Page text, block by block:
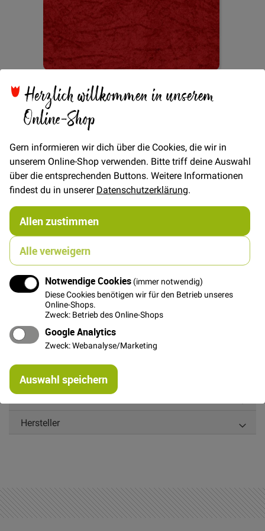
Herzlich willkommen in unserem
Online-Shop
Gern informieren wir dich über die Cookies, die wir in
unserem Online-Shop verwenden. Bitte triff deine Auswahl
über die entsprechenden Buttons. Weitere Informationen
findest du in unsererDatenschutzerklärung.
Allen zustimmen
Alle verweigern
Notwendige Cookies (immer notwendig)
Diese Cookies benötigen wir für den Betrieb unseres
Online-Shops.
Zweck: Betrieb des Online-Shops
Google Analytics
Zweck: Webanalyse/Marketing
Auswahl speichern
Anfang
Bildgalerie
Pannesamt - Rot
VerfügbarkeitAuf Lager
6,00 €
€/METER
(Freie Eingabe)
Menge
In den Warenkorb
Details
Pannesamt - Samt-Dekostoff, elastisch, crushed und
glänzend
Hersteller